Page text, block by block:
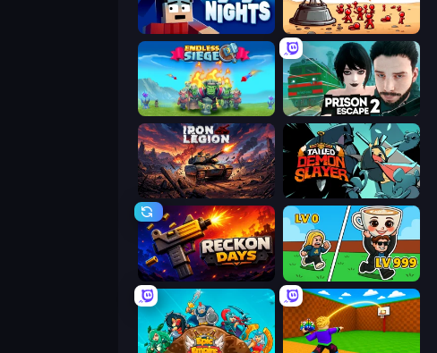
99 Nights (Bloxd.io) Defender Idle 2
Endless Siege Prison Escape 2
Iron Legion Tailed Demon Slayer
Reckon Days Brainrot Arena Online